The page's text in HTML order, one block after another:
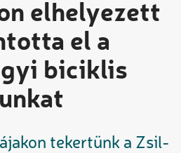
elhelyezett
el a
biciklis
tekertünk a Zsil-